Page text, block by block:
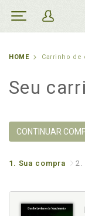
HOME Carrinho de
Seu
CONTINUAR
1. Sua compra 2.